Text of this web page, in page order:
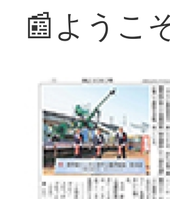
📰ようこ